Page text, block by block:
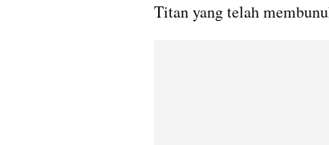
Titan yang telah